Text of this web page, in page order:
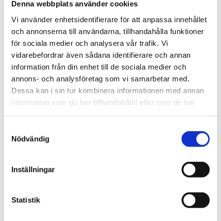
Denna webbplats använder cookies
Vi använder enhetsidentifierare för att anpassa innehållet
och annonserna till användarna, tillhandahålla funktioner
för sociala medier och analysera vår trafik. Vi
vidarebefordrar även sådana identifierare och annan
information från din enhet till de sociala medier och
annons- och analysföretag som vi samarbetar med.
Dessa kan i sin tur kombinera informationen med annan
information som du har tillhandahållit eller som de har
Nödvändig
Inställningar
Statistik
Så oavsett om du behöver juridisk hjälp online eller
personligt stöd nära dig, tveka inte att kontakta
Advokatfirman Wilensky för en kostnadsfri konsultation.
Vi är här för att hjälpa dig att lösa dina juridiska frågor
på ett effektivt och professionellt sätt. Med vår erfarna
advokatbyrå vid din sida kan du känna dig trygg i att
dina juridiska behov kommer att hanteras med högsta
standard av kompetens och omsorg. Advokat Viken.